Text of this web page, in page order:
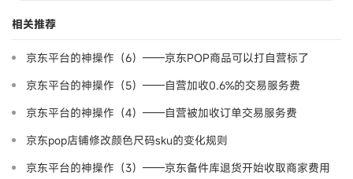
相关推荐
京东平台的神操作（6）——京东POP商品可以打自营标了
京东平台的神操作（5）——自营加收0.6%的交易服务费
京东平台的神操作（4）——自营被加收订单交易服务费
京东pop店铺修改颜色尺码sku的变化规则
京东平台的神操作（3）——京东备件库退货开始收取商家费用